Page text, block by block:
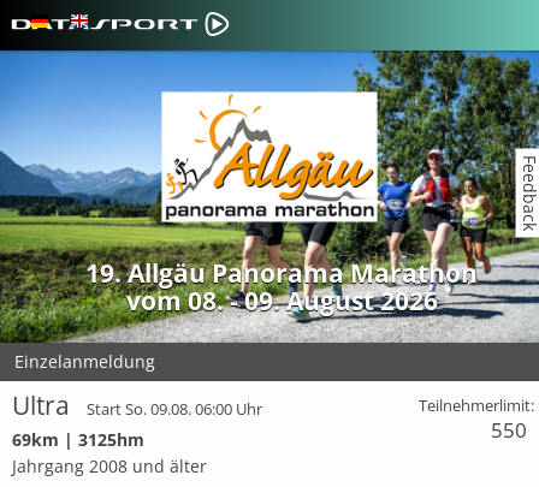
19. Allgäu Panorama Marathon
vom 08. - 09. August 2026
Einzelanmeldung
Ultra Start So. 09.08. 06:00 Uhr
69km | 3125hm
Jahrgang 2008 und älter
Teilnehmerlimit:
550